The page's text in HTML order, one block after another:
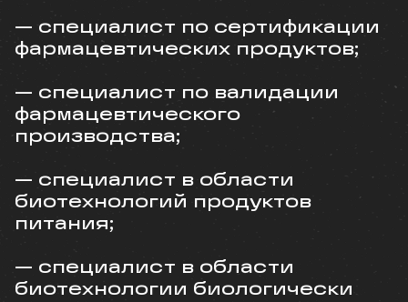
— специалист по сертификации
фармацевтических продуктов;
— специалист по валидации
фармацевтического
производства;
— специалист в области
биотехнологий продуктов
питания;
— специалист в области
биотехнологии биологически